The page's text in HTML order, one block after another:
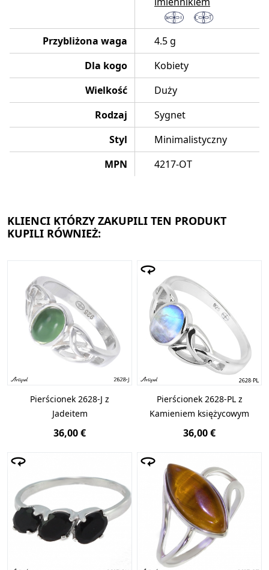
Przybliżona waga
4.5 g
Dla kogo
Kobiety
Wielkość
Duży
Rodzaj
Sygnet
Styl
Minimalistyczny
MPN
4217-OT
KLIENCI KTÓRZY ZAKUPILI TEN PRODUKT
KUPILI RÓWNIEŻ:
Pierścionek 2628-J z
Jadeitem
36,00 €
Pierścionek 2628-PL z
Kamieniem księżycowym
36,00 €